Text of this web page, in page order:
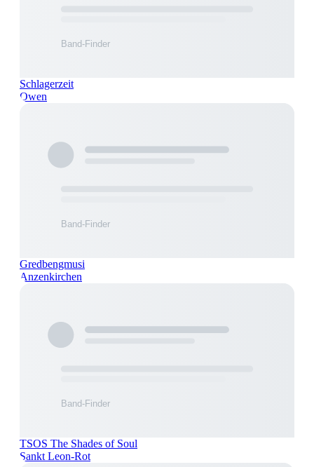
Schlagerzeit
Owen
Gredbengmusi
Anzenkirchen
TSOS The Shades of Soul
Sankt Leon-Rot